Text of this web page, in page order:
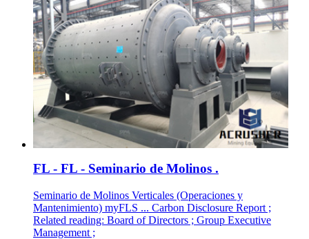
FL - FL - Seminario de Molinos .
Seminario de Molinos Verticales (Operaciones y
Mantenimiento) myFLS ... Carbon Disclosure Report ;
Related reading: Board of Directors ; Group Executive
Management ;